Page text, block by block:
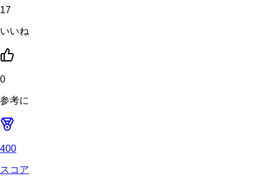
17
いいね
0
参考に
400
スコア